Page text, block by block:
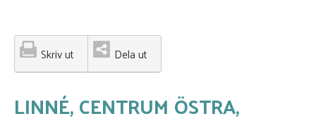
Skriv ut Dela ut
LINNÉ, CENTRUM ÖSTRA,